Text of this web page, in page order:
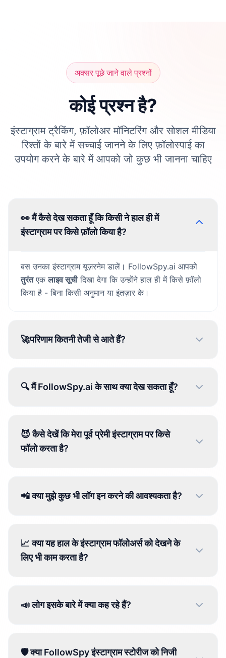
अक्सर पूछे जाने वाले प्रश्नों
कोई प्रश्न है?
इंस्टाग्राम ट्रैकिंग, फ़ॉलोअर मॉनिटरिंग और सोशल मीडिया
रिश्तों के बारे में सच्चाई जानने के लिए फ़ॉलोस्पाई का
उपयोग करने के बारे में आपको जो कुछ भी जानना चाहिए
👀 मैं कैसे देख सकता हूँ कि किसी ने हाल ही में
इंस्टाग्राम पर किसे फ़ॉलो किया है?
बस उनका इंस्टाग्राम यूज़रनेम डालें। FollowSpy.ai आपको
तुरंतएकलाइव सूचीदिखा देगा कि उन्होंने हाल ही में किसे फ़ॉलो
किया है - बिना किसी अनुमान या इंतज़ार के।
🚀परिणाम कितनी तेजी से आते हैं?
🔍 मैं FollowSpy.ai के साथ क्या देख सकता हूँ?
😈 कैसे देखें कि मेरा पूर्व प्रेमी इंस्टाग्राम पर किसे
फॉलो करता है?
📲 क्या मुझे कुछ भी लॉग इन करने की आवश्यकता है?
📈 क्या यह हाल के इंस्टाग्राम फॉलोअर्स को देखने के
लिए भी काम करता है?
📣 लोग इसके बारे में क्या कह रहे हैं?
🛡️ क्या FollowSpy इंस्टाग्राम स्टोरीज को निजी